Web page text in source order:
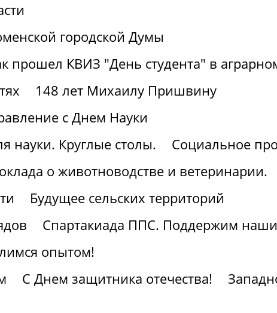
городской Думы
прошел КВИЗ "День студента" в
148 лет Михаилу Пришвину
с Днем Науки
науки. Круглые столы.
Социальное
о животноводстве и ветеринарии.
Будущее сельских территорий
Спартакиада ППС. Поддержим
опытом!
С Днем защитника отечества!